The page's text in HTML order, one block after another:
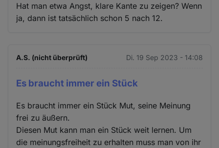
Hat man etwa Angst, klare Kante zu zeigen? Wenn
ja, dann ist tatsächlich schon 5 nach 12.
A.S. (nicht überprüft) Di. 19 Sep 2023 - 14:08
Es braucht immer ein Stück
Es braucht immer ein Stück Mut, seine Meinung
frei zu äußern.
Diesen Mut kann man ein Stück weit lernen. Um
die meinungsfreiheit zu erhalten muss man von ihr